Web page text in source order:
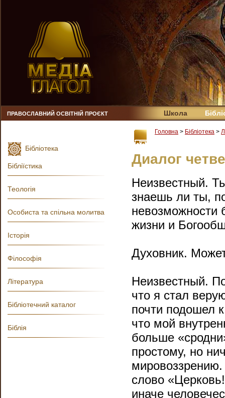
ПРАВОСЛАВНИЙ ОСВІТНІЙ ПРОЄКТ Школа
Головна > Бібліотека >
Диалог
Неизвестный.
знаешь ли ты,
невозможности
жизни и
Духовник.
Неизвестный.
что я стал
почти подошел
что мой
больше
простому, но
слово
иначе
Бібліотека
Бібліїстика
Теологія
Особиста та спільна молитва
Історія
Філософія
Література
Бібліотечний каталог
Біблія